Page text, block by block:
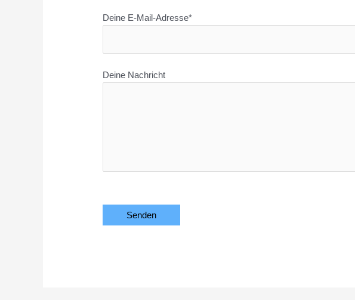
Deine E-Mail-Adresse*
Deine Nachricht
Bitte lasse dieses Feld leer.